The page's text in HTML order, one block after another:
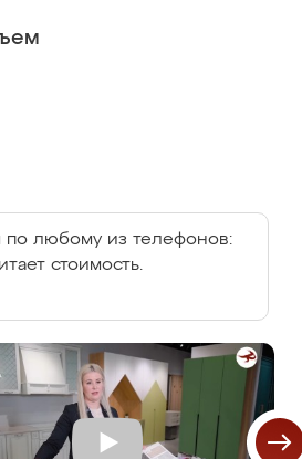
по любому из телефонов:
стоимость.